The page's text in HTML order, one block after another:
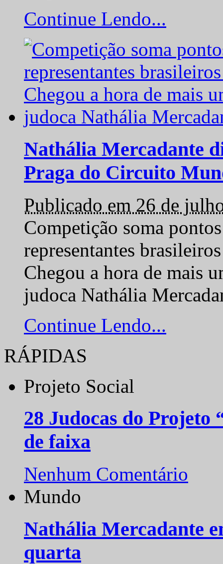
Continue Lendo...
Nathália Mercadante
Praga do Circuito
Publicado em 26 de
Competição soma
representantes
Chegou a hora de mais
judoca Nathália
Continue Lendo...
RÁPIDAS
Projeto Social
28 Judocas do
de faixa
Nenhum Comentário
Mundo
Nathália Mercadante
quarta